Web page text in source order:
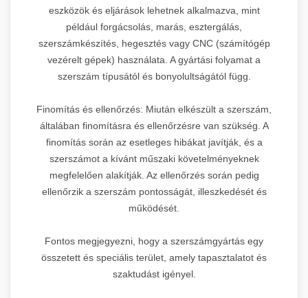
eszközök és eljárások lehetnek alkalmazva, mint
például forgácsolás, marás, esztergálás,
szerszámkészítés, hegesztés vagy CNC (számítógép
vezérelt gépek) használata. A gyártási folyamat a
szerszám típusától és bonyolultságától függ.
Finomítás és ellenőrzés: Miután elkészült a szerszám,
általában finomításra és ellenőrzésre van szükség. A
finomítás során az esetleges hibákat javítják, és a
szerszámot a kívánt műszaki követelményeknek
megfelelően alakítják. Az ellenőrzés során pedig
ellenőrzik a szerszám pontosságát, illeszkedését és
működését.
Fontos megjegyezni, hogy a szerszámgyártás egy
összetett és speciális terület, amely tapasztalatot és
szaktudást igényel.